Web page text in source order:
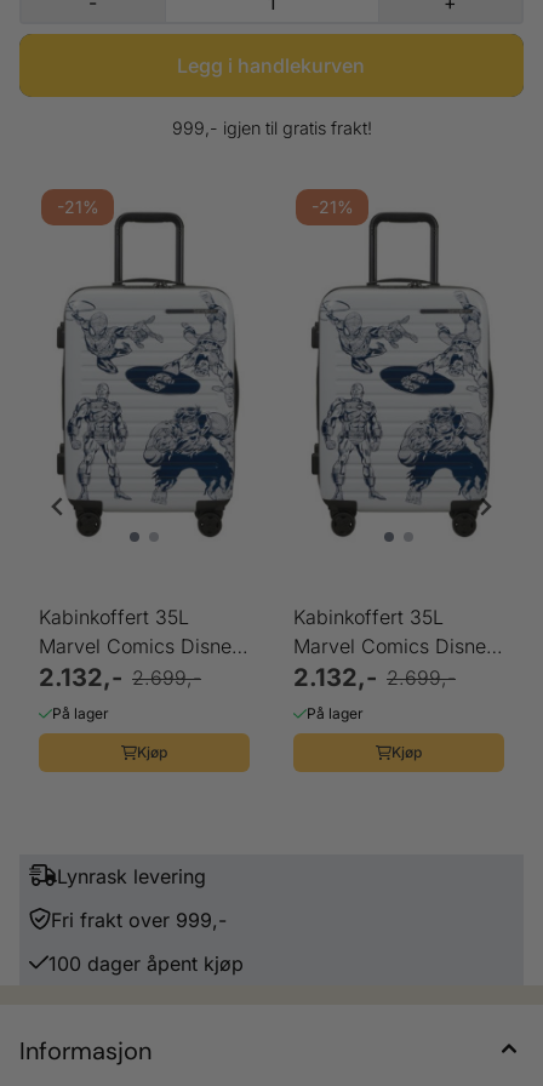
både funksjonelt og magisk – akkurat slik Frozen-fans ønsker seg.
Materiale: Hardt skall • Fire 360° spinner-hjul • Praktisk innredning med
skillepanel og kryssbånd • Frozen Magic-design En magisk
håndbagasjekoffert for barn som vil ta med seg litt av Arendelles eventyr
på reisen!
999,- igjen til gratis frakt!
-21%
Kabinkoffert 35L
Marvel Comics Disney
Samsonite
2.132,- 2.699,-
På lager
Kjøp
-21%
Kabinkoffert 35L
Marvel Comics Disney
Samsonite
2.132,- 2.699,-
På lager
Kjøp
Lynrask levering
Fri frakt over 999,-
100 dager åpent kjøp
Informasjon